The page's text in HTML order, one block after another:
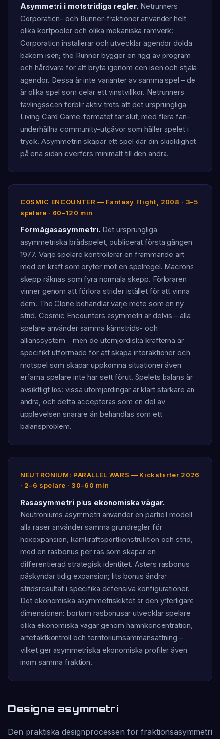
Asymmetri i motstridiga regler. Netrunners
Corporation- och Runner-fraktioner använder helt
olika kortpooler och olika mekaniska ramverk:
Corporation installerar och utvecklar agendor dolda
bakom isen; the Runner bygger en rigg av program
och hårdvara för att bryta igenom den isen och stjäla
agendor. Dessa är inte varianter av samma spel – de
är olika spel som delar ett vinstvillkor. Netrunners
tävlingsscen förblir aktiv trots att det ursprungliga
Living Card Game-formatet tar slut, med flera fan-
underhållna community-utgåvor som håller spelet i
tryck. Asymmetrin skapar ett spel där din skicklighet
på ena sidan överförs minimalt till den andra.
COSMIC ENCOUNTER — Fantasy Flight, 2008 · 3–5
spelare · 60–120 min
Förmågasasymmetri. Det ursprungliga
asymmetriska brädspelet, publicerat första gången
1977. Varje spelare kontrollerar en främmande art
med en kraft som bryter mot en spelregel. Macrons
skepp räknas som fyra normala skepp. Förloraren
vinner genom att förlora strider istället för att vinna
dem. The Clone behandlar varje möte som en ny
strid. Cosmic Encounters asymmetri är delvis – alla
spelare använder samma kärnstrids- och
allianssystem – men de utomjordiska krafterna är
specifikt utformade för att skapa interaktioner och
motspel som skapar uppkomna situationer även
erfarna spelare inte har sett förut. Spelets balans är
avsiktligt lös: vissa utomjordingar är klart starkare än
andra, och detta accepteras som en del av
upplevelsen snarare än behandlas som ett
balansproblem.
NEUTRONIUM: PARALLEL WARS — Kickstarter 2026
· 2–6 spelare · 30–60 min
Rasasymmetri plus ekonomiska vägar.
Neutroniums asymmetri använder en partiell modell:
alla raser använder samma grundregler för
hexexpansion, kärnkraftsportkonstruktion och strid,
med en rasbonus per ras som skapar en
differentierad strategisk identitet. Asters rasbonus
påskyndar tidig expansion; Iits bonus ändrar
stridsresultat i specifika defensiva konfigurationer.
Det ekonomiska asymmetriskiktet är den ytterligare
dimensionen: bortom rasbonusar utvecklar spelare
olika ekonomiska vägar genom hamnkoncentration,
artefaktkontroll och territoriumsammansättning –
vilket ger asymmetriska ekonomiska profiler även
inom samma fraktion.
Designa asymmetri
Den praktiska designprocessen för fraktionsasymmetri